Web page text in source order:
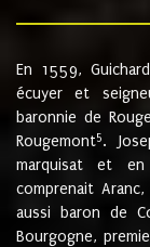
En 1559,
écuyer et
baronnie de
Rougemont5.
marquisat et en
comprenait
aussi baron de
Bourgogne,